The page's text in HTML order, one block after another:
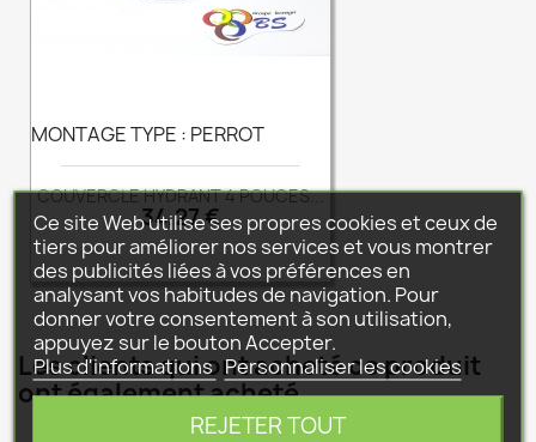
MONTAGE TYPE : PERROT
COUVERCLE HYDRANT 4 POUCES...
Prix
34,27 €
Les clients qui ont acheté ce produit
ont également acheté...
Ce site Web utilise ses propres cookies et ceux de
tiers pour améliorer nos services et vous montrer
des publicités liées à vos préférences en
analysant vos habitudes de navigation. Pour
donner votre consentement à son utilisation,
appuyez sur le bouton Accepter.
Plus d'informations Personnaliser les cookies
REJETER TOUT